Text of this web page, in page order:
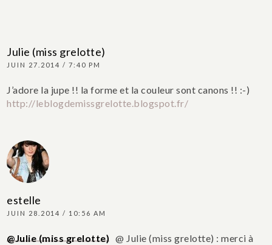
Julie (miss grelotte)
JUIN 27.2014 / 7:40 PM
J’adore la jupe !! la forme et la couleur sont canons !! :-)
http://leblogdemissgrelotte.blogspot.fr/
estelle
JUIN 28.2014 / 10:56 AM
@Julie (miss grelotte) @ Julie (miss grelotte) : merci à